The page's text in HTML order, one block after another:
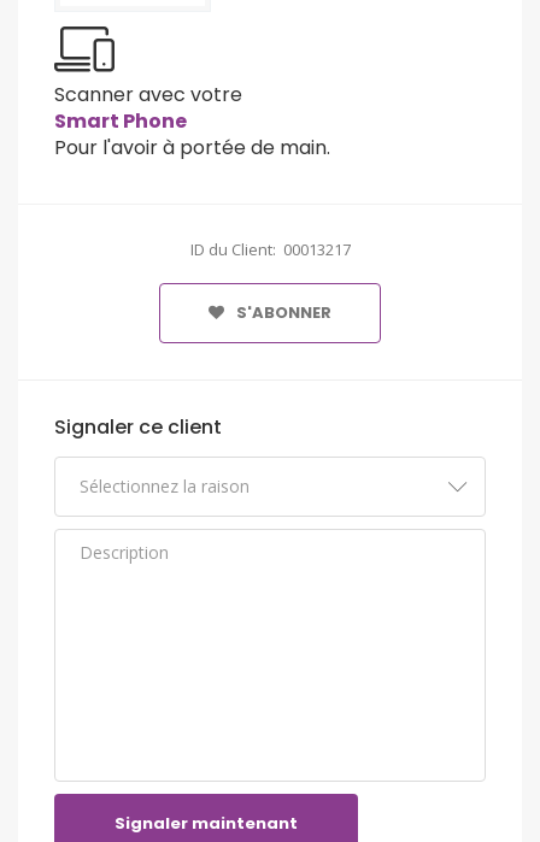
Scanner avec votre
Smart Phone
Pour l'avoir à portée de main.
ID du Client: 00013217
S'ABONNER
Signaler ce client
Signaler maintenant